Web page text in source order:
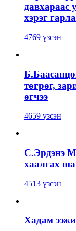
давхараас
хэрэг
4769 үзсэн
төгрөг,
өгчээ
4659 үзсэн
С.Эрдэнэ
хаалгах
4513 үзсэн
Хадам